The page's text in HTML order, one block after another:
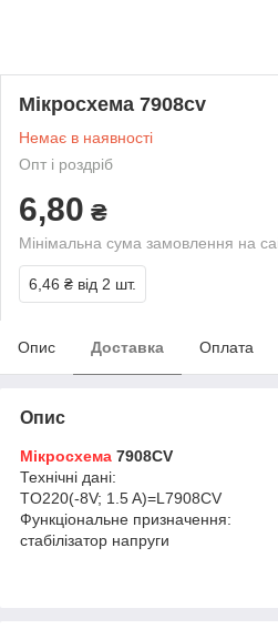
Мікросхема 7908cv
Немає в наявності
Опт і роздріб
6,80 ₴
Мінімальна сума замовлення на
6,46 ₴ від 2 шт.
Опис Доставка Оплата
Опис
Мікросхема 7908CV
Технічні дані:
TO220(-8V; 1.5 A)=L7908CV
Функціональне призначення:
стабілізатор напруги